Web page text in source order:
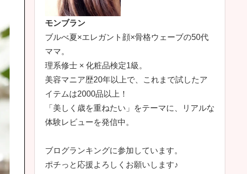
モンブラン
ブルべ夏×エレガント顔×骨格ウェーブの50代
ママ。
理系修士 × 化粧品検定1級。
美容マニア歴20年以上で、これまで試したア
イテムは2000品以上！
「美しく歳を重ねたい」をテーマに、リアルな
体験レビューを発信中。
ブログランキングに参加しています。
ポチっと応援よろしくお願いします♪